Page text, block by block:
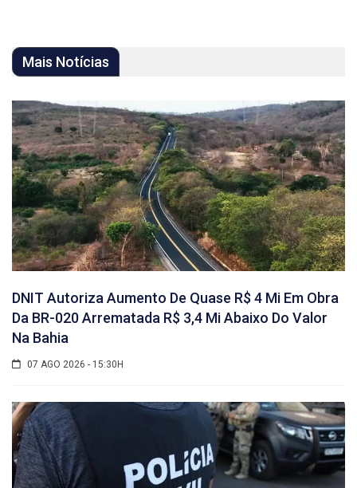
Mais Notícias
DNIT Autoriza Aumento De Quase R$ 4 Mi Em Obra
Da BR-020 Arrematada R$ 3,4 Mi Abaixo Do Valor
Na Bahia
07 AGO 2026 - 15:30H